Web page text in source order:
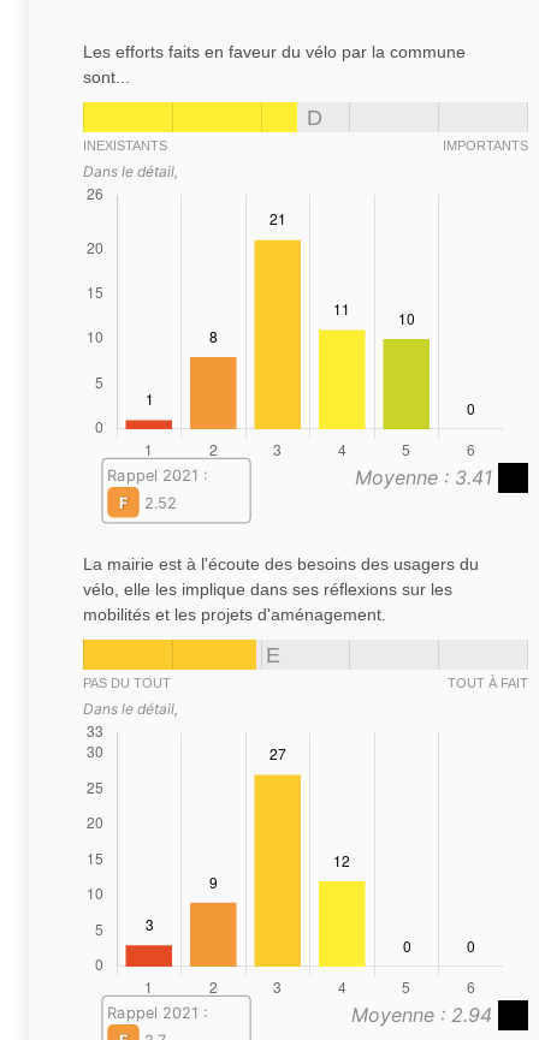
Les efforts faits en faveur du vélo par la commune
sont...
D
INEXISTANTS IMPORTANTS
Dans le détail,
Moyenne : 3.41
Rappel 2021 :
F
2.52
La mairie est à l'écoute des besoins des usagers du
vélo, elle les implique dans ses réflexions sur les
mobilités et les projets d'aménagement.
E
PAS DU TOUT TOUT À FAIT
Dans le détail,
Moyenne : 2.94
Rappel 2021 :